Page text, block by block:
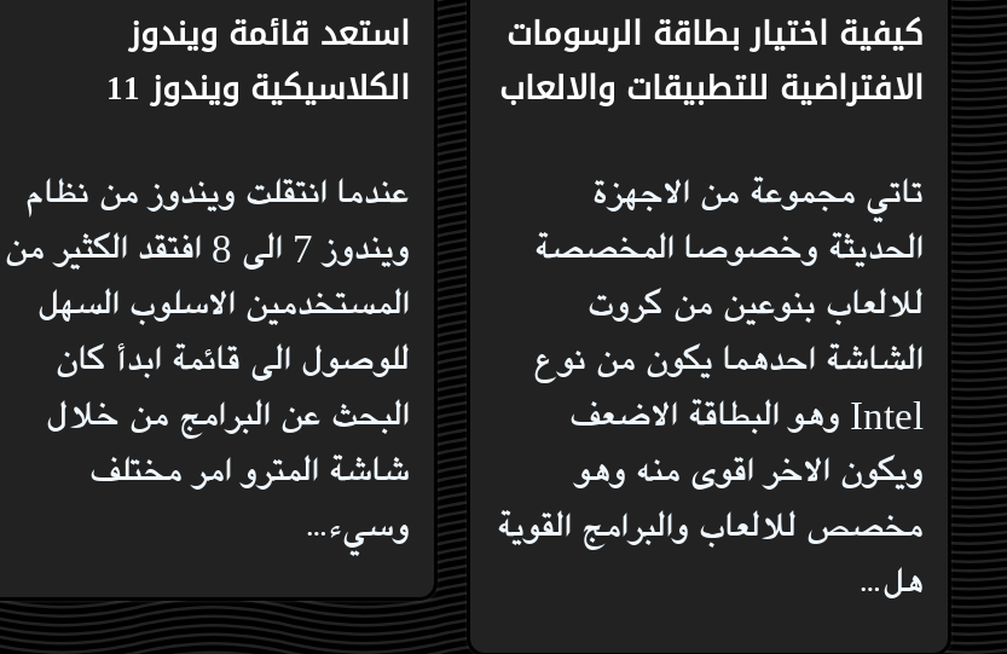
كيفية اختيار بطاقة الرسومات
الافتراضية للتطبيقات والالعاب
تاتي مجموعة من الاجهزة
الحديثة وخصوصا المخصصة
للالعاب بنوعين من كروت
الشاشة احدهما يكون من نوع
Intel وهو البطاقة الاضعف
ويكون الاخر اقوى منه وهو
مخصص للالعاب والبرامج القوية
هل…
استعد قائمة ويندوز
الكلاسيكية ويندوز 11
عندما انتقلت ويندوز من نظام
ويندوز 7 الى 8 افتقد الكثير من
المستخدمين الاسلوب السهل
للوصول الى قائمة ابدأ كان
البحث عن البرامج من خلال
شاشة المترو امر مختلف
وسيء…